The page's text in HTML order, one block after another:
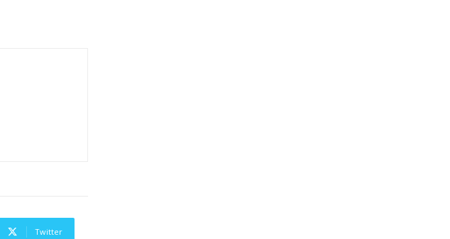
Twitter